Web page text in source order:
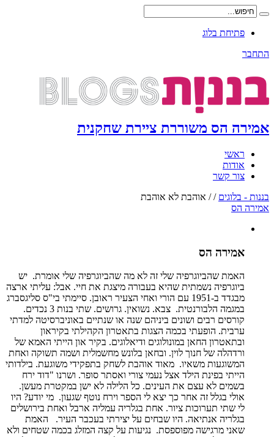
פתיחת בלוג
התחבר
אמירה הס משוררת ציירת שחקנית
ראשי
אודות
צור קשר
בננות - בלוגים /
/ אוהבת לא אוהבת
אמירה הס
אמירה הס
האמת שהביוגרפיה שלי זה לא מה שהביוגרפיה שלי אומרת. יש
ביוגרפיה נשמתית שהיא בעבורה מיצגת את חיי. אבל: עליתי ארצה
מבגדד ב-1951 עם הורי ואחי הצעיר ראובן. סיימתי בי"ס סליגסברג
במגמה הלבורנטית. צבא. נשואין. גרושים. שתי בנות 3 נכדים.
קורסים רבים ושונים ביניהם שנה או שנתיים באוניברסיטה למדתי
ערבית. הופעתי בכמה הצגות בתאטרון הקהילתי בקיראון
ובתאטרון החאן במונולוגים ודיאלוגים. בקיר און הייתי האמא של
ורדהלה של חנוך לוין. ובחאן בלונש מחשמלית ושמה תשוקה ואחת
המשוגעות משאיו. מאוד אוהבת לשחק בתפקידי משוגעת. בילדותי
הייתי בפינת הילד אצל נעמי צורי ואסתר סופר. ושרנו "דוד ירח
בשמים לא עצם את העינים. כל הלילה לא ישן במקטרת מעשן.
אולי בגלל זה אחר כך יצא לי הספר וירח נוטף שגעון. מי יודע? היו
לי שתי תערוכות ציור. אחת בגלריה עמליה ארבל ואחת בירושלים
בגלריה אנתיאה. היו שבחים על יצירתי בעכבר העיר. האמת
שאני מרגישה מפוספסת. נגיעות על קצה המזלג בכמה שטחים ולא